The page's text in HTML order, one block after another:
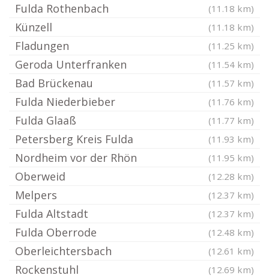
Fulda Rothenbach (11.18 km)
Künzell (11.18 km)
Fladungen (11.25 km)
Geroda Unterfranken (11.54 km)
Bad Brückenau (11.57 km)
Fulda Niederbieber (11.76 km)
Fulda Glaaß (11.77 km)
Petersberg Kreis Fulda (11.93 km)
Nordheim vor der Rhön (11.95 km)
Oberweid (12.28 km)
Melpers (12.37 km)
Fulda Altstadt (12.37 km)
Fulda Oberrode (12.48 km)
Oberleichtersbach (12.61 km)
Rockenstuhl (12.69 km)